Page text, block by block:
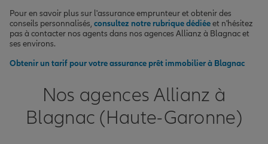
Pour en savoir plus sur l'assurance emprunteur et obtenir des
conseils personnalisés, consultez notre rubrique dédiéeet n'hésitez
pas à contacter nos agents dans nos agences Allianz à Blagnac et
ses environs.
Obtenir un tarif pour votre assurance prêt immobilier à Blagnac
Nos agences Allianz à
Blagnac (Haute-Garonne)